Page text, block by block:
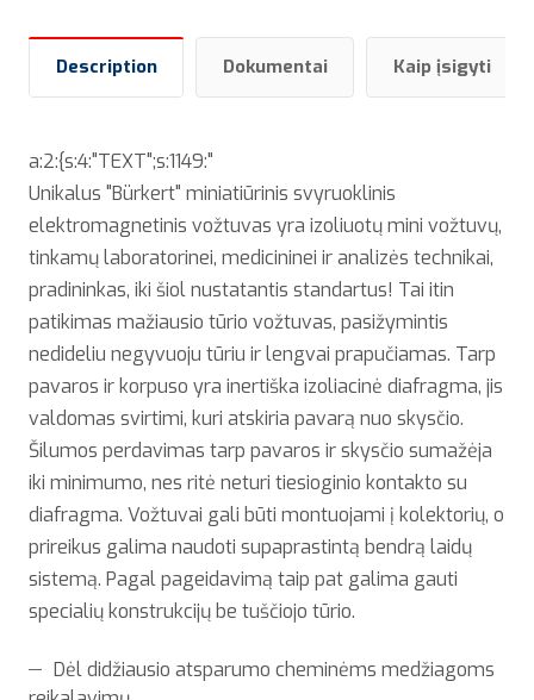
Description Dokumentai Kaip įsigyti
a:2:{s:4:"TEXT";s:1149:"
Unikalus "Bürkert" miniatiūrinis svyruoklinis
elektromagnetinis vožtuvas yra izoliuotų mini vožtuvų,
tinkamų laboratorinei, medicininei ir analizės technikai,
pradininkas, iki šiol nustatantis standartus! Tai itin
patikimas mažiausio tūrio vožtuvas, pasižymintis
nedideliu negyvuoju tūriu ir lengvai prapučiamas. Tarp
pavaros ir korpuso yra inertiška izoliacinė diafragma, jis
valdomas svirtimi, kuri atskiria pavarą nuo skysčio.
Šilumos perdavimas tarp pavaros ir skysčio sumažėja
iki minimumo, nes ritė neturi tiesioginio kontakto su
diafragma. Vožtuvai gali būti montuojami į kolektorių, o
prireikus galima naudoti supaprastintą bendrą laidų
sistemą. Pagal pageidavimą taip pat galima gauti
specialių konstrukcijų be tuščiojo tūrio.
Dėl didžiausio atsparumo cheminėms medžiagoms